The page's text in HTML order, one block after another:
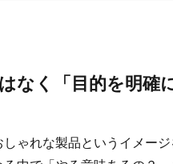
なく「目的を明確
ゃれな製品というイメー